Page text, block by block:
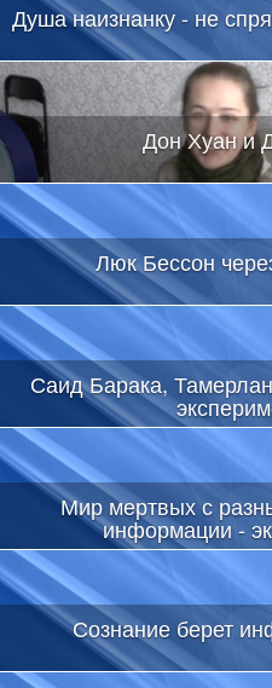
Душа наизнанку - не
Дон Хуан и
Люк Бессон
Саид Барака,
Мир мертвых с
информации -
Сознание берет